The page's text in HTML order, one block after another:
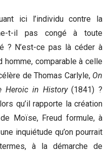
ici l’individu contre la
t-il pas congé à toute
? N’est-ce pas là céder à
homme, comparable à celle
de Thomas Carlyle, On
Heroic in History(1841) ?
qu’il rapporte la création
Moïse, Freud formule, à
inquiétude qu’on pourrait
à la démarche de